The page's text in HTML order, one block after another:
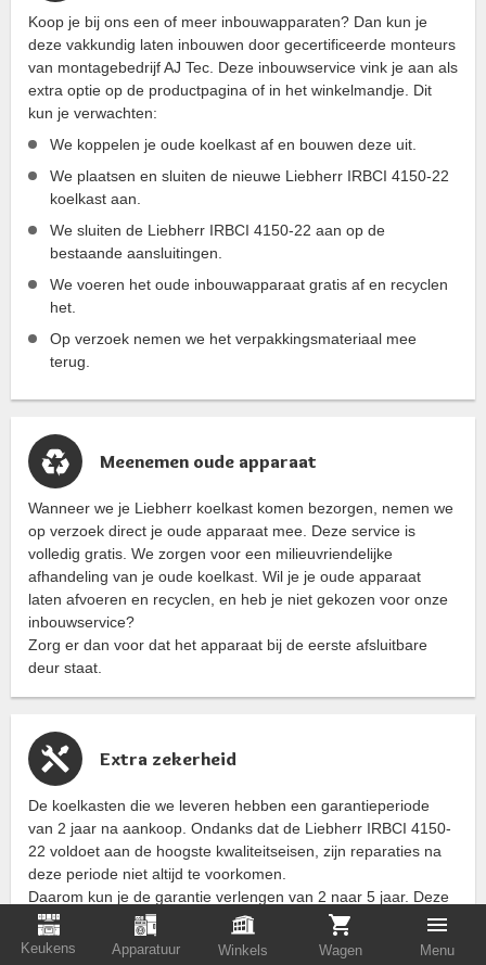
Keukens Apparatuur Winkels Wagen Menu
Koop je bij ons een of meer inbouwapparaten? Dan kun je
deze vakkundig laten inbouwen door gecertificeerde monteurs
van montagebedrijf AJ Tec. Deze inbouwservice vink je aan als
extra optie op de productpagina of in het winkelmandje. Dit
kun je verwachten:
We koppelen je oude koelkast af en bouwen deze uit.
We plaatsen en sluiten de nieuwe Liebherr IRBCI 4150-22
koelkast aan.
We sluiten de Liebherr IRBCI 4150-22 aan op de
bestaande aansluitingen.
We voeren het oude inbouwapparaat gratis af en recyclen
het.
Op verzoek nemen we het verpakkingsmateriaal mee
terug.
Meenemen oude apparaat
Wanneer we je Liebherr koelkast komen bezorgen, nemen we
op verzoek direct je oude apparaat mee. Deze service is
volledig gratis. We zorgen voor een milieuvriendelijke
afhandeling van je oude koelkast. Wil je je oude apparaat
laten afvoeren en recyclen, en heb je niet gekozen voor onze
inbouwservice?
Zorg er dan voor dat het apparaat bij de eerste afsluitbare
deur staat.
Extra zekerheid
De koelkasten die we leveren hebben een garantieperiode
van 2 jaar na aankoop. Ondanks dat de Liebherr IRBCI 4150-
22 voldoet aan de hoogste kwaliteitseisen, zijn reparaties na
deze periode niet altijd te voorkomen.
Daarom kun je de garantie verlengen van 2 naar 5 jaar. Deze
extra zekerheid selecteer je voor een klein bedrag
bovenaan
deze pagina .